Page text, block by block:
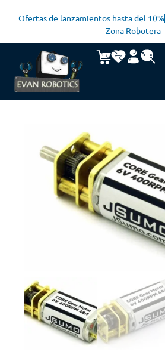
Ofertas de lanzamientos hasta del 10%
Zona Robotera